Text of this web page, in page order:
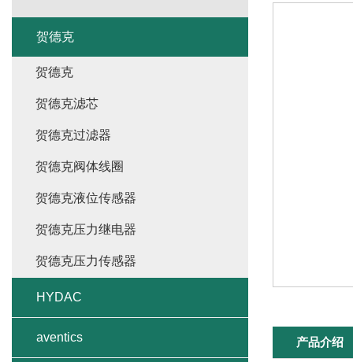
产品介绍
贺德克
贺德克
贺德克滤芯
贺德克过滤器
贺德克阀体线圈
贺德克液位传感器
贺德克压力继电器
贺德克压力传感器
HYDAC
aventics